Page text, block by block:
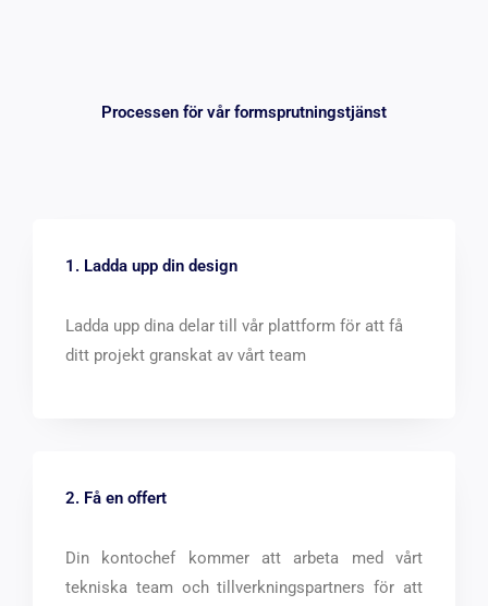
Processen för vår formsprutningstjänst
1. Ladda upp din design
Ladda upp dina delar till vår plattform för att få
ditt projekt granskat av vårt team
2. Få en offert
Din kontochef kommer att arbeta med vårt
tekniska team och tillverkningspartners för att